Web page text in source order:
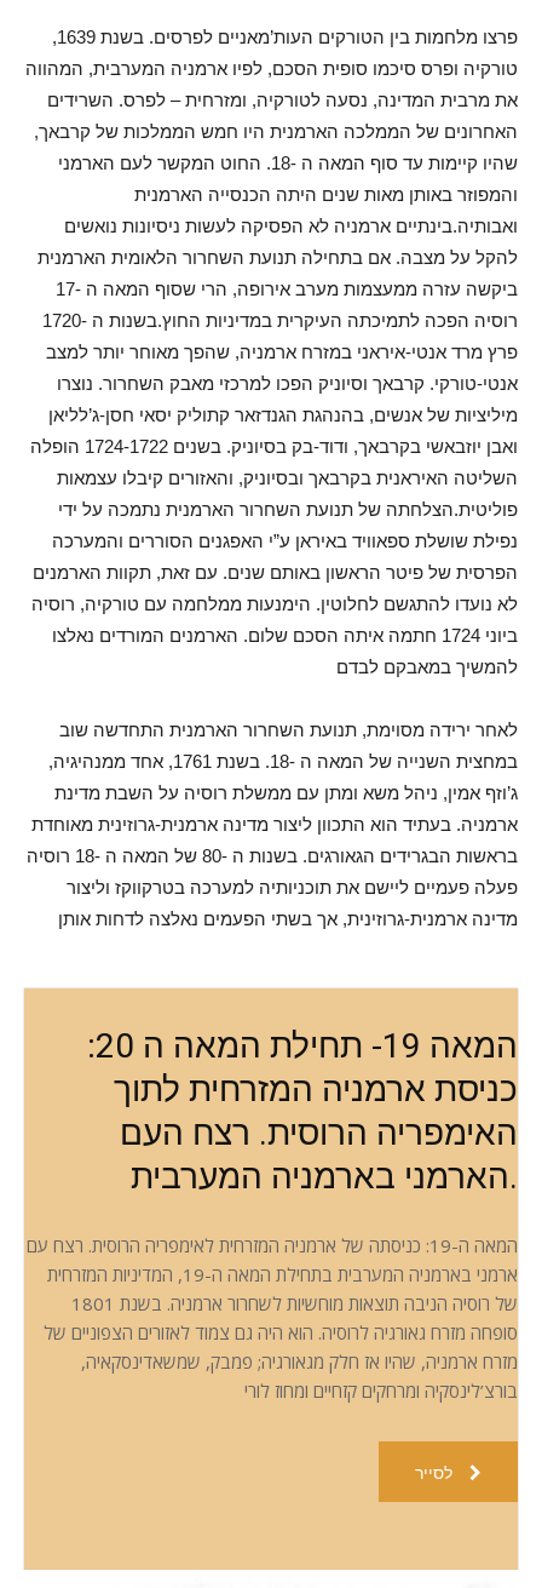
פרצו מלחמות בין הטורקים העות’מאניים לפרסים. בשנת 1639,
טורקיה ופרס סיכמו סופית הסכם, לפיו ארמניה המערבית, המהווה
את מרבית המדינה, נסעה לטורקיה, ומזרחית – לפרס. השרידים
האחרונים של הממלכה הארמנית היו חמש הממלכות של קרבאך,
שהיו קיימות עד סוף המאה ה -18. החוט המקשר לעם הארמני
והמפוזר באותן מאות שנים היתה הכנסייה הארמנית
ואבותיה.בינתיים ארמניה לא הפסיקה לעשות ניסיונות נואשים
להקל על מצבה. אם בתחילה תנועת השחרור הלאומית הארמנית
ביקשה עזרה ממעצמות מערב אירופה, הרי שסוף המאה ה -17
רוסיה הפכה לתמיכתה העיקרית במדיניות החוץ.בשנות ה -1720
פרץ מרד אנטי-איראני במזרח ארמניה, שהפך מאוחר יותר למצב
אנטי-טורקי. קרבאך וסיוניק הפכו למרכזי מאבק השחרור. נוצרו
מיליציות של אנשים, בהנהגת הגנדזאר קתוליק יסאי חסן-ג’לליאן
ואבן יוזבאשי בקרבאך, ודוד-בק בסיוניק. בשנים 1724-1722 הופלה
השליטה האיראנית בקרבאך ובסיוניק, והאזורים קיבלו עצמאות
פוליטית.הצלחתה של תנועת השחרור הארמנית נתמכה על ידי
נפילת שושלת ספאוויד באיראן ע”י האפגנים הסוררים והמערכה
הפרסית של פיטר הראשון באותם שנים. עם זאת, תקוות הארמנים
לא נועדו להתגשם לחלוטין. הימנעות ממלחמה עם טורקיה, רוסיה
ביוני 1724 חתמה איתה הסכם שלום. הארמנים המורדים נאלצו
להמשיך במאבקם לבדם
לאחר ירידה מסוימת, תנועת השחרור הארמנית התחדשה שוב
במחצית השנייה של המאה ה -18. בשנת 1761, אחד ממנהיגיה,
ג’וזף אמין, ניהל משא ומתן עם ממשלת רוסיה על השבת מדינת
ארמניה. בעתיד הוא התכוון ליצור מדינה ארמנית-גרוזינית מאוחדת
בראשות הבגרידים הגאורגים. בשנות ה -80 של המאה ה -18 רוסיה
פעלה פעמיים ליישם את תוכניותיה למערכה בטרקווקז וליצור
מדינה ארמנית-גרוזינית, אך בשתי הפעמים נאלצה לדחות אותן
המאה 19- תחילת המאה ה 20:
כניסת ארמניה המזרחית לתוך
האימפריה הרוסית. רצח העם
הארמני בארמניה המערבית.
המאה ה-19: כניסתה של ארמניה המזרחית לאימפריה הרוסית. רצח עם
ארמני בארמניה המערבית בתחילת המאה ה-19, המדיניות המזרחית
של רוסיה הניבה תוצאות מוחשיות לשחרור ארמניה. בשנת 1801
סופחה מזרח גאורגיה לרוסיה. הוא היה גם צמוד לאזורים הצפוניים של
מזרח ארמניה, שהיו אז חלק מגאורגיה; פמבק, שמשאדינסקאיה,
בורצ’לינסקיה ומרחקים קזחיים ומחוז לורי
לסייר